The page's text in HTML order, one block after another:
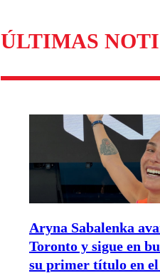
ÚLTIMAS
Aryna Sabalenka
Toronto y sigue en
su primer título en